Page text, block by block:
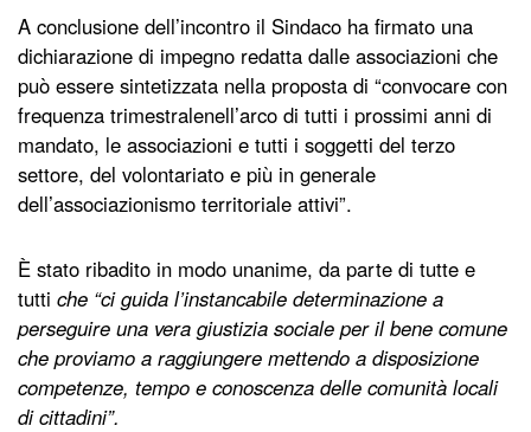
A conclusione dell’incontro il Sindaco ha firmato una
dichiarazione di impegno redatta dalle associazioni che
può essere sintetizzata nella proposta di “convocare con
frequenza trimestralenell’arco di tutti i prossimi anni di
mandato, le associazioni e tutti i soggetti del terzo
settore, del volontariato e più in generale
dell’associazionismo territoriale attivi”.
È stato ribadito in modo unanime, da parte di tutte e
tutti che “ci guida l’instancabile determinazione a
perseguire una vera giustizia sociale per il bene comune
che proviamo a raggiungere mettendo a disposizione
competenze, tempo e conoscenza delle comunità locali
di cittadini”.